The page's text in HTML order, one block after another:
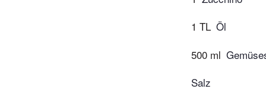
1 TL Öl
500 ml
Salz